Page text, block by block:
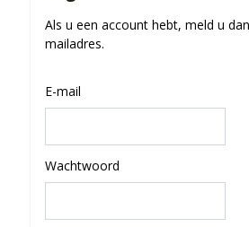
Als u een account hebt, meld u
mailadres.
E-mail
Wachtwoord